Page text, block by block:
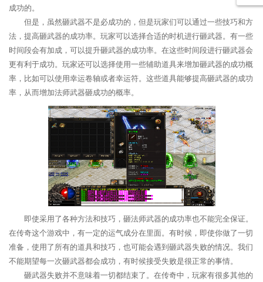
成功的。
但是，虽然砸武器不是必成功的，但是玩家们可以通过一些技巧和方
法，提高砸武器的成功率。玩家可以选择合适的时机进行砸武器。有一些
时间段会有加成，可以提升砸武器的成功率。在这些时间段进行砸武器会
更有利于成功。玩家还可以选择使用一些辅助道具来增加砸武器的成功概
率，比如可以使用幸运卷轴或者幸运符。这些道具能够提高砸武器的成功
率，从而增加法师武器砸成功的概率。
即使采用了各种方法和技巧，砸法师武器的成功率也不能完全保证。
在传奇这个游戏中，有一定的运气成分在里面。有时候，即使你做了一切
准备，使用了所有的道具和技巧，也可能会遇到砸武器失败的情况。我们
不能期望每一次砸武器都会成功，有时候接受失败是很正常的事情。
砸武器失败并不意味着一切都结束了。在传奇中，玩家有很多其他的